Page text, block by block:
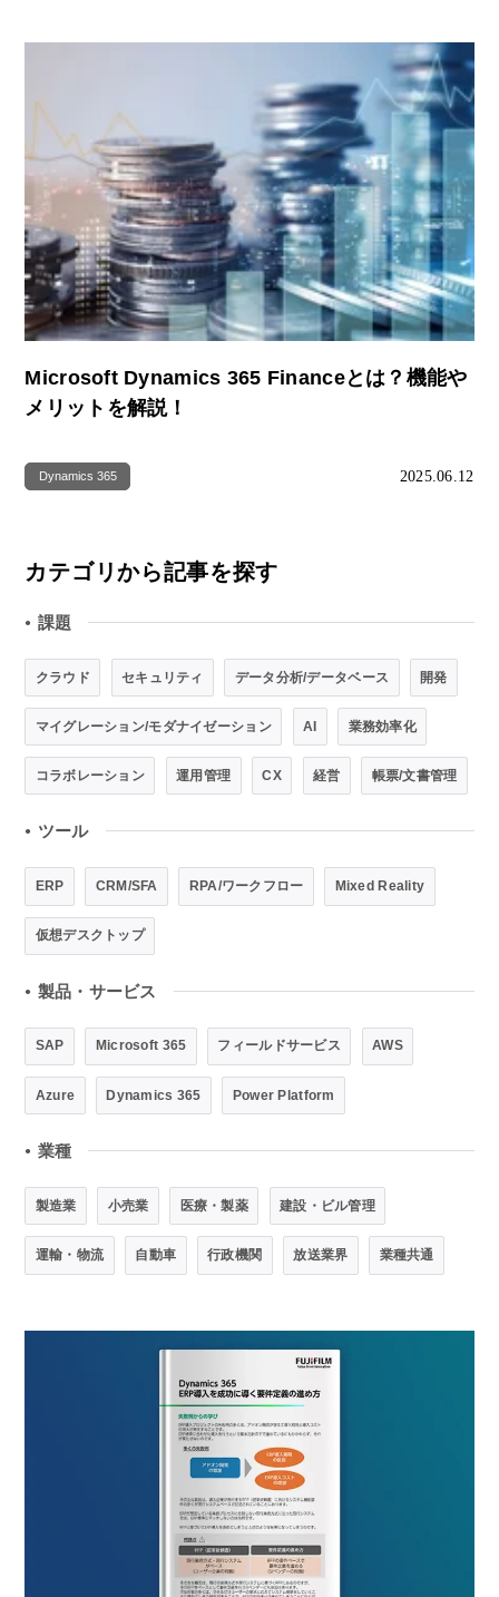
Microsoft Dynamics 365 Financeとは？機能や
メリットを解説！
Dynamics 365 2025.06.12
カテゴリから記事を探す
● 課題
クラウド セキュリティ データ分析/データベース 開発
マイグレーション/モダナイゼーション AI 業務効率化
コラボレーション 運用管理 CX 経営 帳票/文書管理
● ツール
ERP CRM/SFA RPA/ワークフロー Mixed Reality
仮想デスクトップ
● 製品・サービス
SAP Microsoft 365 フィールドサービス AWS
Azure Dynamics 365 Power Platform
● 業種
製造業 小売業 医療・製薬 建設・ビル管理
運輸・物流 自動車 行政機関 放送業界 業種共通